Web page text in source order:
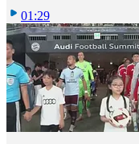
01:29